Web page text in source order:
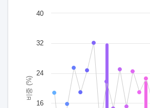
Chart
View as data table, Chart
The chart has 1 X axis displaying
The chart has 2 Y axes displaying 비중
비중 (%)
16
24
32
40